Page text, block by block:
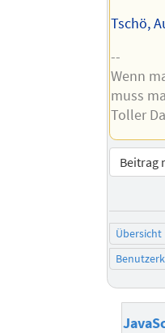
Tschö,
--
Wenn
muss
Toller
Beitrag
Übersicht